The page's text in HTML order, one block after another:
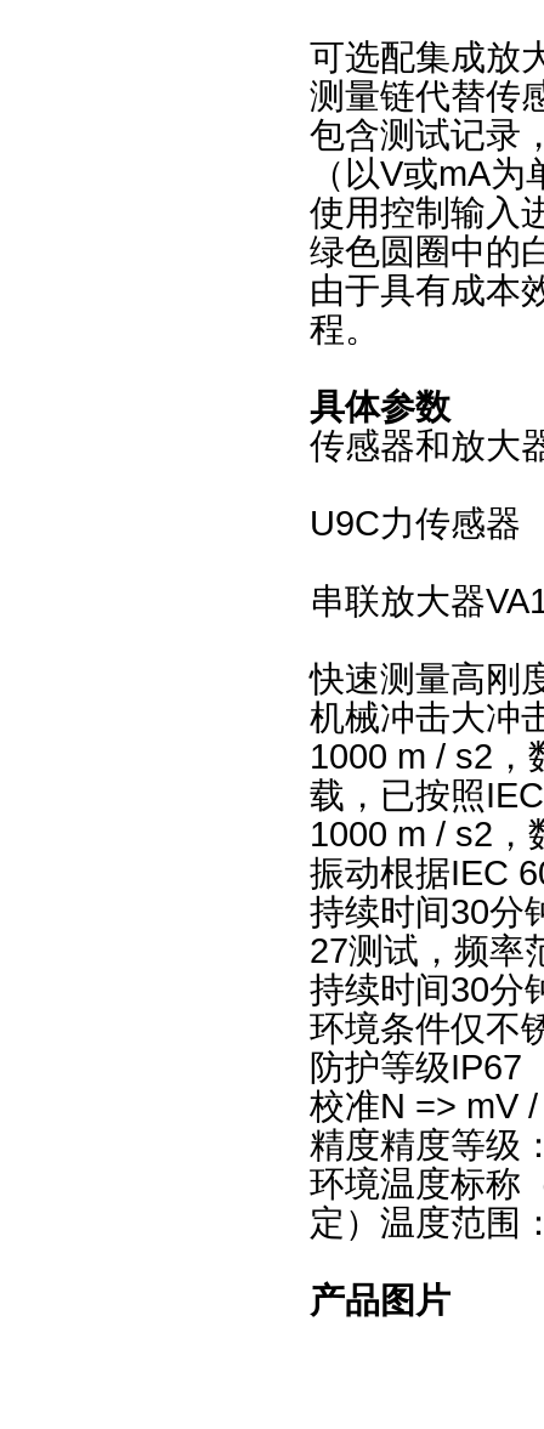
可选配集成放
测量链代替传
包含测试记录
（以V或mA为
使用控制输入
绿色圆圈中的
由于具有成本
程。
具体参数
传感器和放大
U9C力传感器
串联放大器
快速测量高刚
机械冲击大冲
1000 m / s2
载，已按照
1000 m / s2
振动根据IEC
持续时间30分
27测试，频率
持续时间30分
环境条件仅不
防护等级IP67
校准N => mV
精度精度等级
环境温度标称
定）温度范围
产品图片